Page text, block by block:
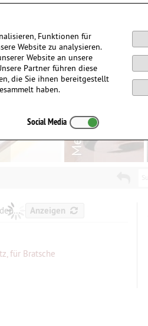
Anzeigen
für Bratsche
Funktionen für
Website zu analysieren.
Website an unsere
Partner führen diese
die Sie ihnen bereitgestellt
haben.
Social Media